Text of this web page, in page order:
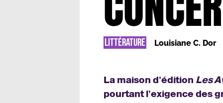
LITTÉRATURE Louisiane C. Dor
La maison d’édition Les
pourtant l’exigence des